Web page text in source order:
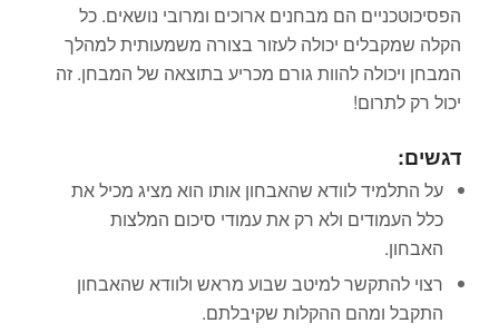
הפסיכוטכניים הם מבחנים ארוכים ומרובי נושאים. כל
הקלה שמקבלים יכולה לעזור בצורה משמעותית למהלך
המבחן ויכולה להוות גורם מכריע בתוצאה של המבחן. זה
יכול רק לתרום!
דגשים:
על התלמיד לוודא שהאבחון אותו הוא מציג מכיל את
כלל העמודים ולא רק את עמודי סיכום המלצות
האבחון.
רצוי להתקשר למיטב שבוע מראש ולוודא שהאבחון
התקבל ומהם ההקלות שקיבלתם.